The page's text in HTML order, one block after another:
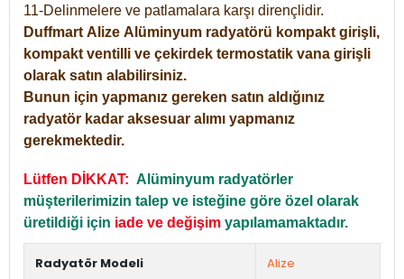
11-Delinmelere ve patlamalara karşı dirençlidir.
Duffmart Alize Alüminyum radyatörü kompakt girişli,
kompakt ventilli ve çekirdek termostatik vana girişli
olarak satın alabilirsiniz.
Bunun için yapmanız gereken satın aldığınız
radyatör kadar aksesuar alımı yapmanız
gerekmektedir.
Lütfen DİKKAT: Alüminyum radyatörler
müşterilerimizin talep ve isteğine göre özel olarak
üretildiği için iade ve değişim yapılamamaktadır.
Radyatör Modeli Alize